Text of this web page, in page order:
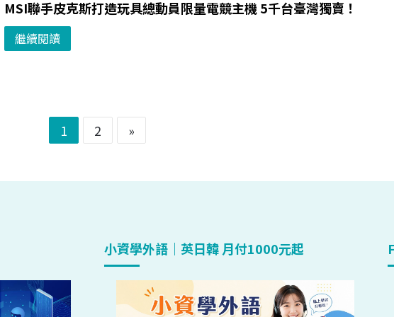
MSI聯手皮克斯打造玩具總動員限量電競主機 5千台臺灣獨賣！
繼續閱讀
1 2 »
小資學外語｜英日韓 月付1000元起